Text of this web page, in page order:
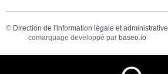
© Direction de l'information légale et administrative
comarquage developpé par baseo.io